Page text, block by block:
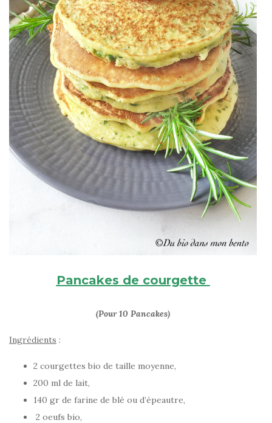
Pancakes de courgette
(Pour 10 Pancakes)
Ingrédients :
2 courgettes bio de taille moyenne,
200 ml de lait,
140 gr de farine de blé ou d’épeautre,
2 oeufs bio,